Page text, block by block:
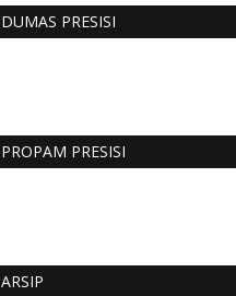
DUMAS PRESISI
PROPAM PRESISI
ARSIP